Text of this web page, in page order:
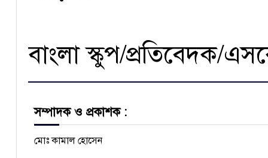
বাংলা স্কুপ/প্রতিবেদক/
সম্পাদক ও প্রকাশক :
মোঃ কামাল হোসেন